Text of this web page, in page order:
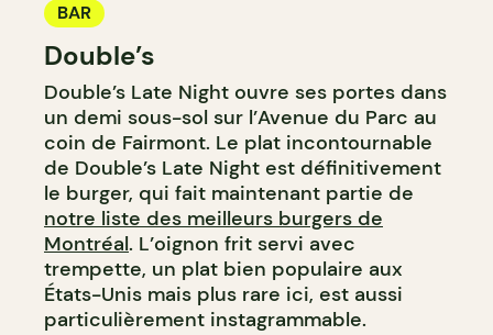
BAR
Double’s
Double’s Late Night ouvre ses portes dans
un demi sous-sol sur l’Avenue du Parc au
coin de Fairmont. Le plat incontournable
de Double’s Late Night est définitivement
le burger, qui fait maintenant partie de
notre liste des meilleurs burgers de
Montréal. L’oignon frit servi avec
trempette, un plat bien populaire aux
États-Unis mais plus rare ici, est aussi
particulièrement instagrammable.